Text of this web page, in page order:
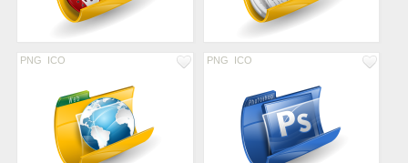
PNG ICO PNG ICO